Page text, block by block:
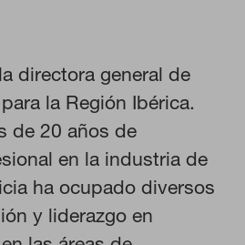
directora general de
la Región Ibérica.
de 20 años de
en la industria de
ha ocupado diversos
y liderazgo en
DE COOKIES
TODO